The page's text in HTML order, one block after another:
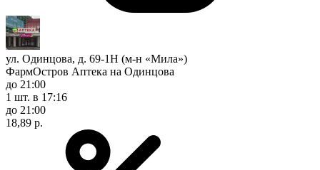
ул. Одинцова, д. 69-1Н (м-н «Мила»)
ФармОстров Аптека на Одинцова
до 21:00
1 шт. в 17:16
до 21:00
18,89 р.